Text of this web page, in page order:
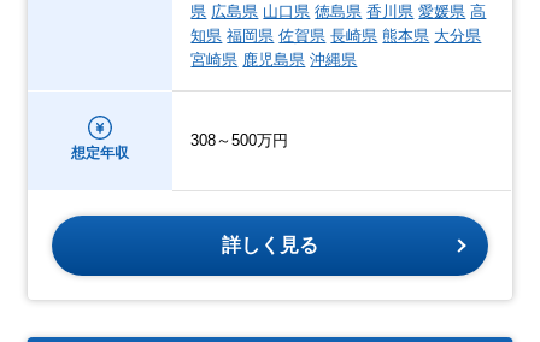
県 広島県 山口県 徳島県 香川県 愛媛県 高
知県 福岡県 佐賀県 長崎県 熊本県 大分県
宮崎県 鹿児島県 沖縄県
想定年収
308～500万円
詳しく見る